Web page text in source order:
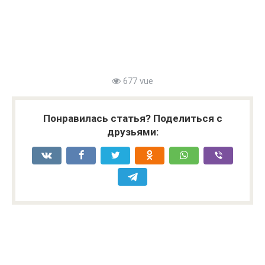
677 vue
Понравилась статья? Поделиться с
друзьями: